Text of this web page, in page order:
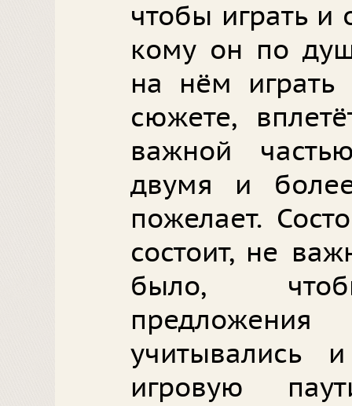
чтобы играть и
кому он по
на нём играть
сюжете,
важной
двумя и
пожелает.
состоит, не
было,
учитывались
игровую